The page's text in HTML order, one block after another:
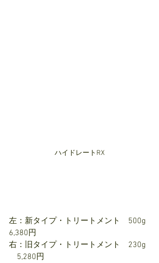
ハイドレートRX
左：新タイプ・トリートメント　500g
6,380円
右：旧タイプ・トリートメント　230g
5,280円